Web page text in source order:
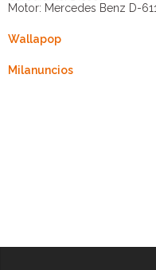
Motor: Mercedes Benz D-
Wallapop
Milanuncios